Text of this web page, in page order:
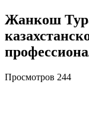
Жанкош
Просмотров 244